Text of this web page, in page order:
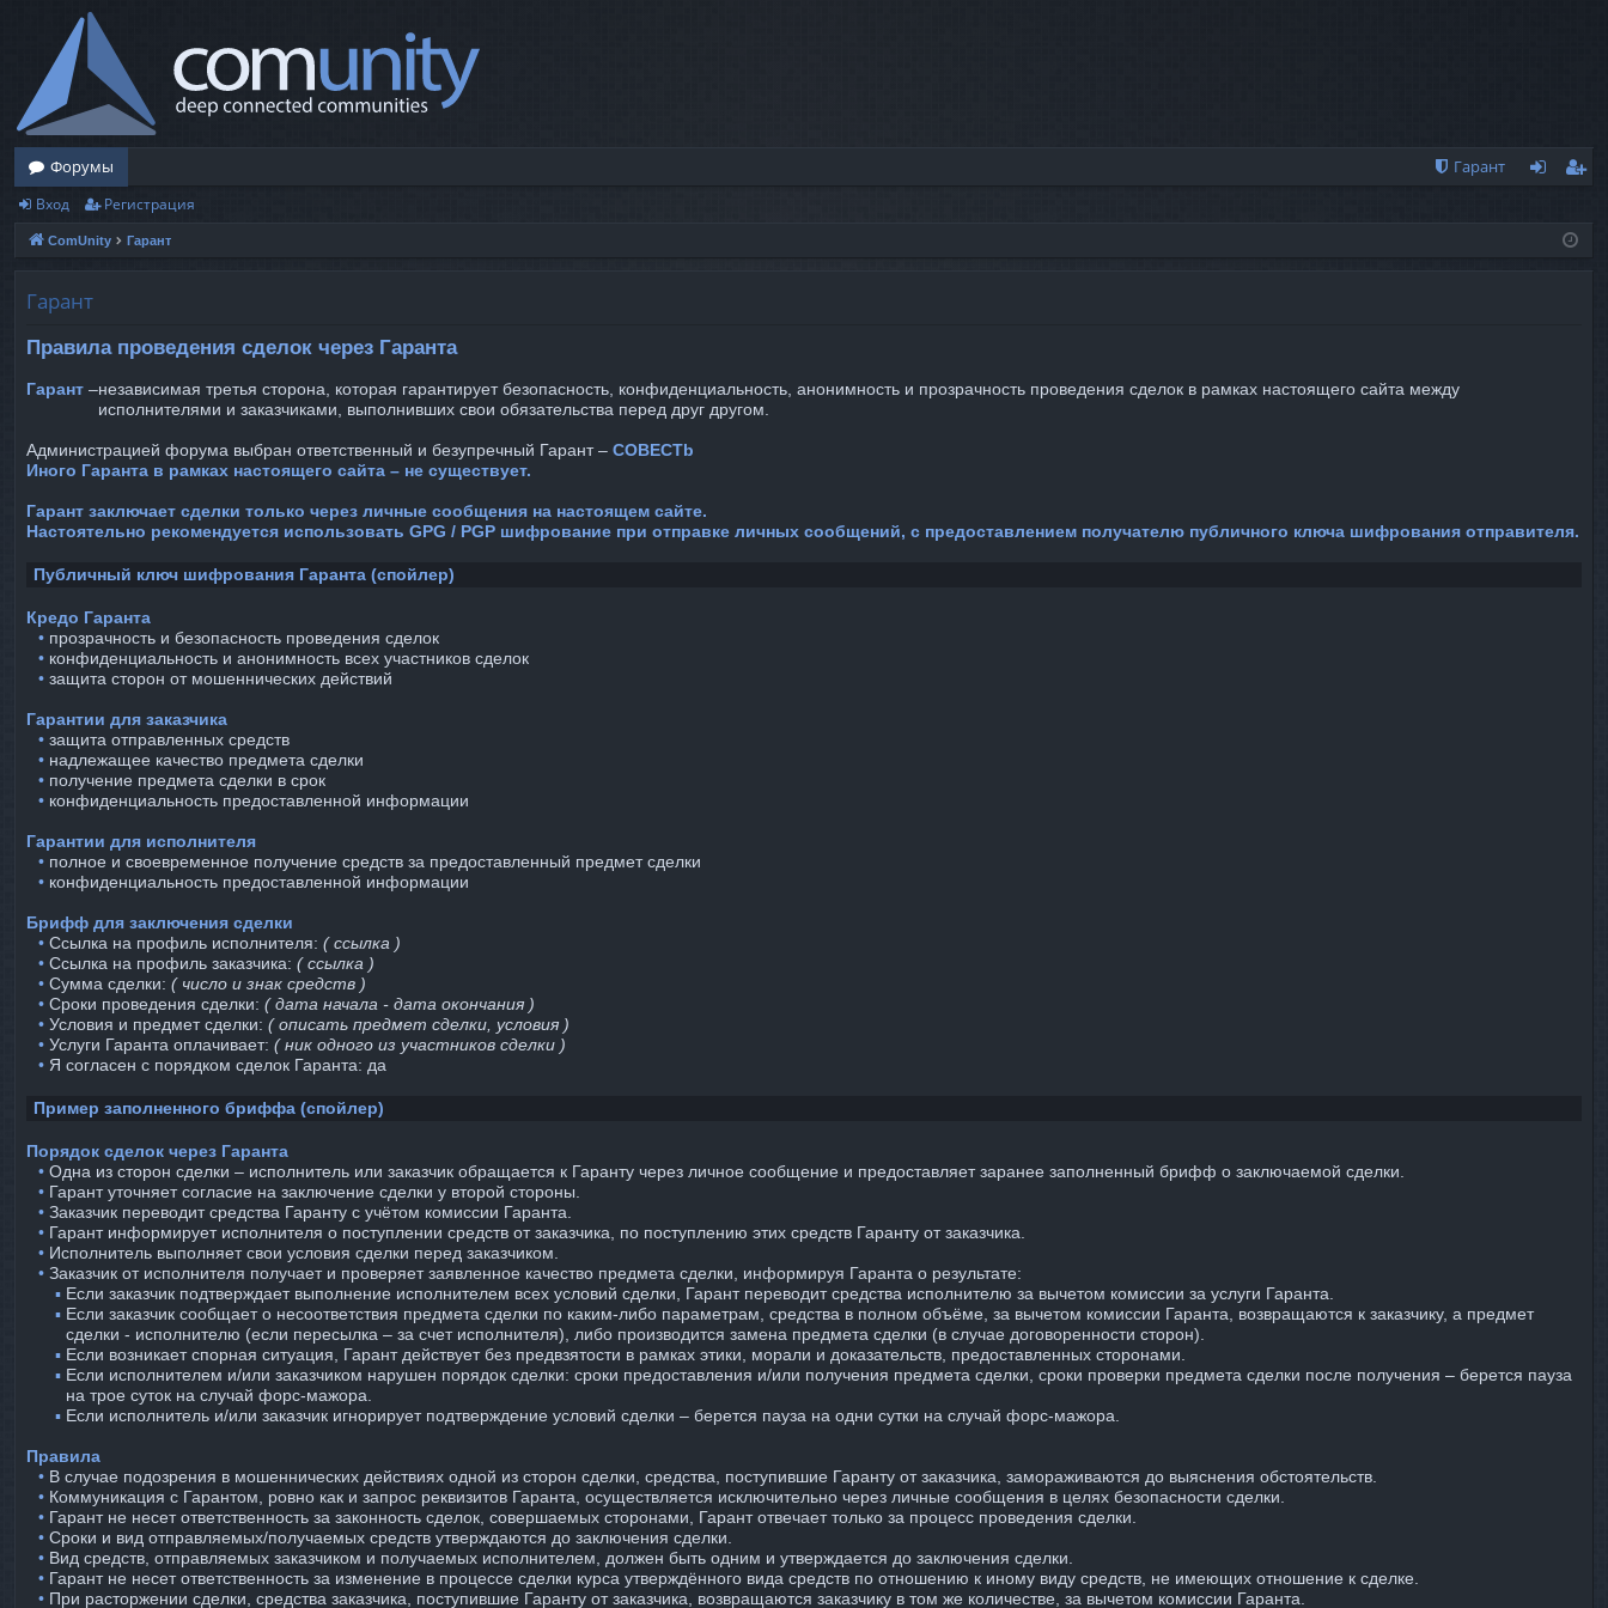
Форумы
Гарант
ис
Вход Регистрация
ComUnity Гарант
Гарант
Правила проведения сделок через Гаранта
Гарант –независимая третья сторона, которая гарантирует безопасность, конфиденциальность, анонимность и прозрачность проведения сделок в рамках настоящего сайта между
исполнителями и заказчиками, выполнивших свои обязательства перед друг другом.
Администрацией форума выбран ответственный и безупречный Гарант – COBECTb
Иного Гаранта в рамках настоящего сайта – не существует.
Гарант заключает сделки только через личные сообщения на настоящем сайте.
Настоятельно рекомендуется использовать GPG / PGP шифрование при отправке личных сообщений, с предоставлением получателю публичного ключа шифрования отправителя.
Публичный ключ шифрования Гаранта (спойлер)
Кредо Гаранта
⠀• прозрачность и безопасность проведения сделок
⠀• конфиденциальность и анонимность всех участников сделок
⠀• защита сторон от мошеннических действий
Гарантии для заказчика
⠀• защита отправленных средств
⠀• надлежащее качество предмета сделки
⠀• получение предмета сделки в срок
⠀• конфиденциальность предоставленной информации
Гарантии для исполнителя
⠀• полное и своевременное получение средств за предоставленный предмет сделки
⠀• конфиденциальность предоставленной информации
Брифф для заключения сделки
⠀• Ссылка на профиль исполнителя: ( ссылка )
⠀• Ссылка на профиль заказчика: ( ссылка )
⠀• Сумма сделки: ( число и знак средств )
⠀• Сроки проведения сделки: ( дата начала - дата окончания )
⠀• Условия и предмет сделки: ( описать предмет сделки, условия )
⠀• Услуги Гаранта оплачивает: ( ник одного из участников сделки )
⠀• Я согласен с порядком сделок Гаранта: да
Пример заполненного бриффа (спойлер)
Порядок сделок через Гаранта
⠀• Одна из сторон сделки – исполнитель или заказчик обращается к Гаранту через личное сообщение и предоставляет заранее заполненный брифф о заключаемой сделки.
⠀• Гарант уточняет согласие на заключение сделки у второй стороны.
⠀• Заказчик переводит средства Гаранту с учётом комиссии Гаранта.
⠀• Гарант информирует исполнителя о поступлении средств от заказчика, по поступлению этих средств Гаранту от заказчика.
⠀• Исполнитель выполняет свои условия сделки перед заказчиком.
⠀• Заказчик от исполнителя получает и проверяет заявленное качество предмета сделки, информируя Гаранта о результате:
⠀ ▪︎ Если заказчик подтверждает выполнение исполнителем всех условий сделки, Гарант переводит средства исполнителю за вычетом комиссии за услуги Гаранта.
⠀ ▪︎ Если заказчик сообщает о несоответствия предмета сделки по каким-либо параметрам, средства в полном объёме, за вычетом комиссии Гаранта, возвращаются к заказчику, а предмет
сделки - исполнителю (если пересылка – за счет исполнителя), либо производится замена предмета сделки (в случае договоренности сторон).
⠀ ▪︎ Если возникает спорная ситуация, Гарант действует без предвзятости в рамках этики, морали и доказательств, предоставленных сторонами.
⠀ ▪︎ Если исполнителем и/или заказчиком нарушен порядок сделки: сроки предоставления и/или получения предмета сделки, сроки проверки предмета сделки после получения – берется пауза
на трое суток на случай форс-мажора.
⠀ ▪︎ Если исполнитель и/или заказчик игнорирует подтверждение условий сделки – берется пауза на одни сутки на случай форс-мажора.
Правила
⠀• В случае подозрения в мошеннических действиях одной из сторон сделки, средства, поступившие Гаранту от заказчика, замораживаются до выяснения обстоятельств.
⠀• Коммуникация с Гарантом, ровно как и запрос реквизитов Гаранта, осуществляется исключительно через личные сообщения в целях безопасности сделки.
⠀• Гарант не несет ответственность за законность сделок, совершаемых сторонами, Гарант отвечает только за процесс проведения сделки.
⠀• Сроки и вид отправляемых/получаемых средств утверждаются до заключения сделки.
⠀• Вид средств, отправляемых заказчиком и получаемых исполнителем, должен быть одним и утверждается до заключения сделки.
⠀• Гарант не несет ответственность за изменение в процессе сделки курса утверждённого вида средств по отношению к иному виду средств, не имеющих отношение к сделке.
⠀• При расторжении сделки, средства заказчика, поступившие Гаранту от заказчика, возвращаются заказчику в том же количестве, за вычетом комиссии Гаранта.